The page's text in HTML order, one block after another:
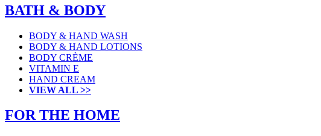
BATH & BODY
BODY & HAND WASH
BODY & HAND LOTIONS
BODY CRÈME
VITAMIN E
HAND CREAM
VIEW ALL >>
FOR THE HOME